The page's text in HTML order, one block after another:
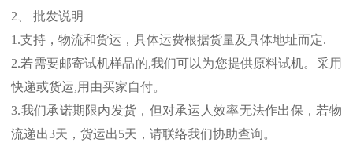
2 、 批发说明
1.支持，物流和货运，具体运费根据货量及具体地址而定.
2.若需要邮寄试机样品的,我们可以为您提供原料试机。采用
快递或货运,用由买家自付。
3.我们承诺期限内发货，但对承运人效率无法作出保，若物
流递出3天，货运出5天，请联络我们协助查询。